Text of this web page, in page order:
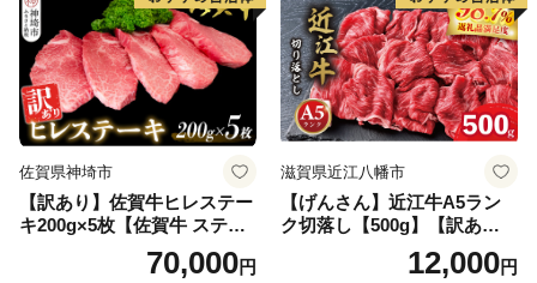
佐賀県神埼市
【訳あり】佐賀牛ヒレステー
キ200g×5枚【佐賀牛 ステー
キ ブランド肉 ヒレ肉 フィレ
肉 ジューシー ヘルシー】(H0
70,000円
滋賀県近江八幡市
【げんさん】近江牛A5ラン
ク切落し【500g】【訳あり】
12,000円